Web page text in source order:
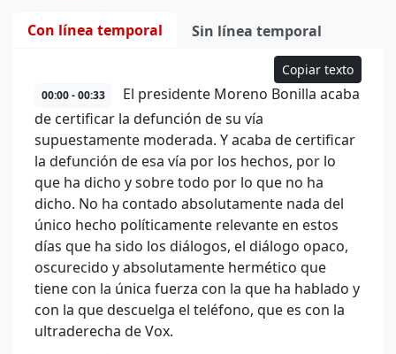
Con línea temporal Sin línea temporal
Copiar texto
00:00 - 00:33
El presidente Moreno Bonilla acaba
de certificar la defunción de su vía
supuestamente moderada. Y acaba de certificar
la defunción de esa vía por los hechos, por lo
que ha dicho y sobre todo por lo que no ha
dicho. No ha contado absolutamente nada del
único hecho políticamente relevante en estos
días que ha sido los diálogos, el diálogo opaco,
oscurecido y absolutamente hermético que
tiene con la única fuerza con la que ha hablado y
con la que descuelga el teléfono, que es con la
ultraderecha de Vox.